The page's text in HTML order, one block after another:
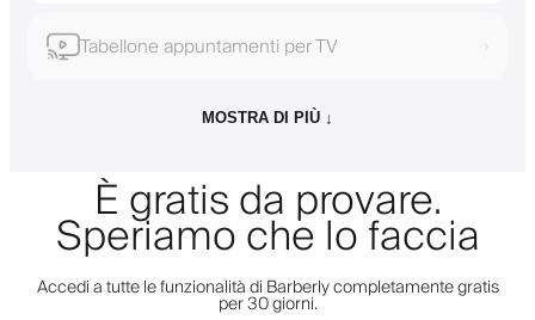
Tabellone appuntamenti per TV ›
MOSTRA DI PIÙ ↓
È gratis da provare.
Speriamo che lo faccia
Accedi a tutte le funzionalità di Barberly completamente gratis
per 30 giorni.